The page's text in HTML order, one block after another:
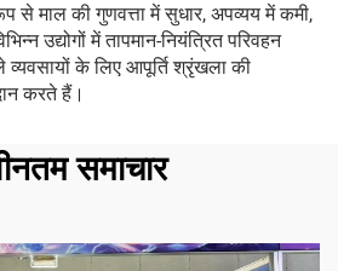
से माल की गुणवत्ता में सुधार, अपव्यय में कमी,
उद्योगों में तापमान-नियंत्रित परिवहन
के लिए आपूर्ति श्रृंखला की
करते हैं।
समाचार